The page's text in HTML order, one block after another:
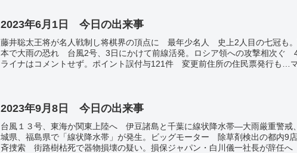
2023年6月1日 今日の出来事
藤井聡太王将が名人戦制し将棋界の頂点に 最年少名人 史上2人目の七冠も
本で大雨の恐れ 台風2号、3日にかけて前線活発。ロシア領への攻撃相次ぐ
ライナはコメントせず。ポイント誤付与121件 変更前住所の住民票発行も…
2023年9月8日 今日の出来事
台風１３号、東海か関東上陸へ 伊豆諸島と千葉に線状降水帯―大雨厳重警戒
城県、福島県で「線状降水帯」が発生。ビッグモーター 除草剤検出の都内9
斉捜索 街路樹枯死で器物損壊の疑い。損保ジャパン・白川儀一社長が辞任へ